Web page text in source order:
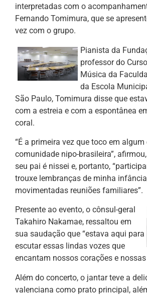
interpretadas com o
Fernando Tomimura, que se
vez com o grupo.
Pianista da
professor do
Música da
da Escola
São Paulo, Tomimura disse que
com a estreia e com a espontânea
coral.
“É a primeira vez que toco em algum
comunidade nipo-brasileira”,
seu pai é nissei e, portanto,
trouxe lembranças de minha
movimentadas reuniões familiares”.
Presente ao evento, o cônsul-geral
Takahiro Nakamae, ressaltou em
sua saudação que “estava aqui para
escutar essas lindas vozes que
encantam nossos corações e nossas
Além do concerto, o jantar teve a
valenciana como prato principal,